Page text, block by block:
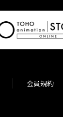
会員規約